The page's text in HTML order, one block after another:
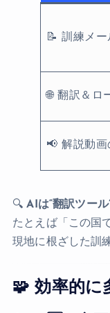
📝 訓練メ
🌐 翻訳＆ロ
📢 解説動
🔍AIは“翻訳ツー
たとえば「この国
現地に根ざした訓
🧩 効率的に